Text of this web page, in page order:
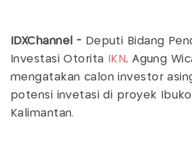
IDXChannel - Deputi Bidang
Investasi Otorita
IKN, Agung
mengatakan calon investor
potensi invetasi di proyek
Kalimantan.